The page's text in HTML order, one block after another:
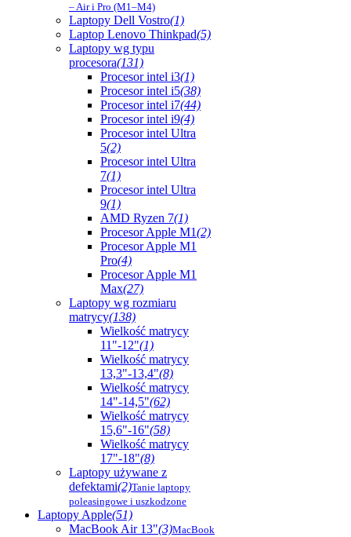
– Air i Pro (M1–M4)
Laptopy Dell Vostro(1)
Laptop Lenovo Thinkpad(5)
Laptopy wg typu
procesora(131)
Procesor intel i3(1)
Procesor intel i5(38)
Procesor intel i7(44)
Procesor intel i9(4)
Procesor intel Ultra
5(2)
Procesor intel Ultra
7(1)
Procesor intel Ultra
9(1)
AMD Ryzen 7(1)
Procesor Apple M1(2)
Procesor Apple M1
Pro(4)
Procesor Apple M1
Max(27)
Laptopy wg rozmiaru
matrycy(138)
Wielkość matrycy
11"-12"(1)
Wielkość matrycy
13,3"-13,4"(8)
Wielkość matrycy
14"-14,5"(62)
Wielkość matrycy
15,6"-16"(58)
Wielkość matrycy
17"-18"(8)
Laptopy używane z
defektami(2)Tanie laptopy
poleasingowe i uszkodzone
Laptopy Apple(51)
MacBook Air 13"(3)MacBook